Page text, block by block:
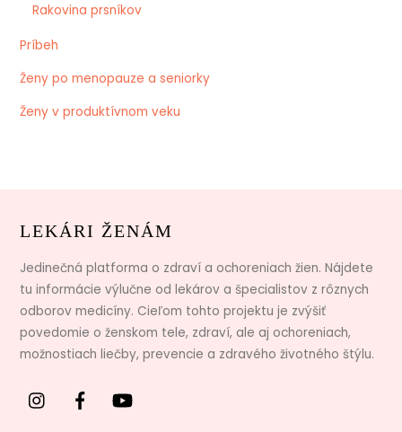
Rakovina prsníkov
Príbeh
Ženy po menopauze a seniorky
Ženy v produktívnom veku
LEKÁRI ŽENÁM
Jedinečná platforma o zdraví a ochoreniach žien. Nájdete
tu informácie výlučne od lekárov a špecialistov z rôznych
odborov medicíny. Cieľom tohto projektu je zvýšiť
povedomie o ženskom tele, zdraví, ale aj ochoreniach,
možnostiach liečby, prevencie a zdravého životného štýlu.